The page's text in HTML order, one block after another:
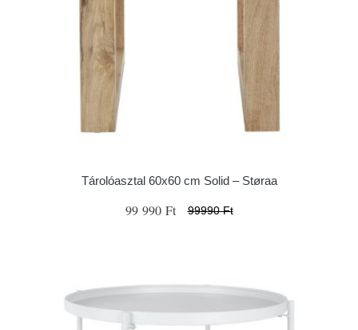
Tárolóasztal 60x60 cm Solid – Støraa
99 990 Ft 99990 Ft